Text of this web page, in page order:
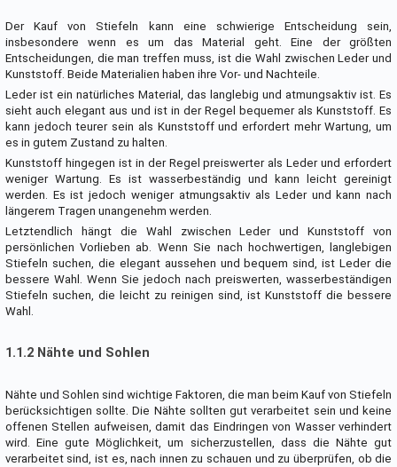
Der Kauf von Stiefeln kann eine schwierige Entscheidung sein,
insbesondere wenn es um das Material geht. Eine der größten
Entscheidungen, die man treffen muss, ist die Wahl zwischen Leder und
Kunststoff. Beide Materialien haben ihre Vor- und Nachteile.
Leder ist ein natürliches Material, das langlebig und atmungsaktiv ist. Es
sieht auch elegant aus und ist in der Regel bequemer als Kunststoff. Es
kann jedoch teurer sein als Kunststoff und erfordert mehr Wartung, um
es in gutem Zustand zu halten.
Kunststoff hingegen ist in der Regel preiswerter als Leder und erfordert
weniger Wartung. Es ist wasserbeständig und kann leicht gereinigt
werden. Es ist jedoch weniger atmungsaktiv als Leder und kann nach
längerem Tragen unangenehm werden.
Letztendlich hängt die Wahl zwischen Leder und Kunststoff von
persönlichen Vorlieben ab. Wenn Sie nach hochwertigen, langlebigen
Stiefeln suchen, die elegant aussehen und bequem sind, ist Leder die
bessere Wahl. Wenn Sie jedoch nach preiswerten, wasserbeständigen
Stiefeln suchen, die leicht zu reinigen sind, ist Kunststoff die bessere
Wahl.
1.1.2 Nähte und Sohlen
Nähte und Sohlen sind wichtige Faktoren, die man beim Kauf von Stiefeln
berücksichtigen sollte. Die Nähte sollten gut verarbeitet sein und keine
offenen Stellen aufweisen, damit das Eindringen von Wasser verhindert
wird. Eine gute Möglichkeit, um sicherzustellen, dass die Nähte gut
verarbeitet sind, ist es, nach innen zu schauen und zu überprüfen, ob die